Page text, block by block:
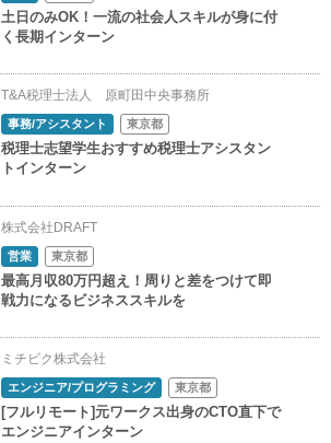
土日のみOK！一流の社会人スキルが身に付
く長期インターン
T&A税理士法人 原町田中央事務所
事務/アシスタント 東京都
税理士志望学生おすすめ税理士アシスタン
トインターン
株式会社DRAFT
営業 東京都
最高月収80万円超え！周りと差をつけて即
戦力になるビジネススキルを
ミチビク株式会社
エンジニア/プログラミング 東京都
[フルリモート]元ワークス出身のCTO直下で
エンジニアインターン